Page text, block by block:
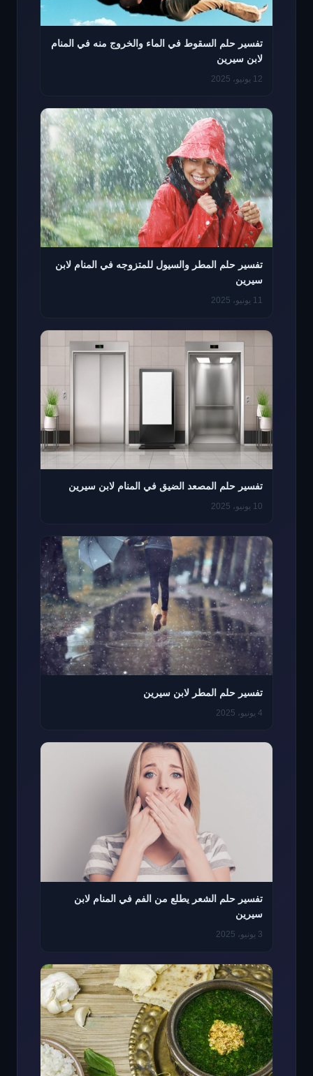
تفسير حلم السقوط في الماء والخروج منه في المنام
لابن سيرين
12 يونيو، 2025
تفسير حلم المطر والسيول للمتزوجه في المنام لابن
سيرين
11 يونيو، 2025
تفسير حلم المصعد الضيق في المنام لابن سيرين
10 يونيو، 2025
تفسير حلم المطر لابن سيرين
4 يونيو، 2025
تفسير حلم الشعر يطلع من الفم في المنام لابن
سيرين
3 يونيو، 2025